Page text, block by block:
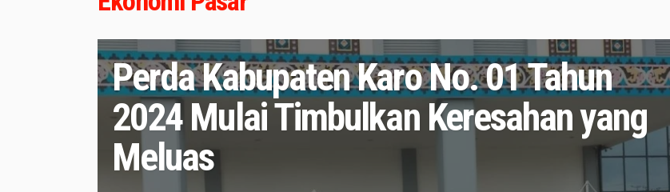
Perda Kabupaten Karo No. 01 Tahun
2024 Mulai Timbulkan Keresahan yang
Meluas